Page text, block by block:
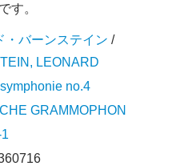
です。
・バーンステイン /
LEONARD
no.4
GRAMMOPHON